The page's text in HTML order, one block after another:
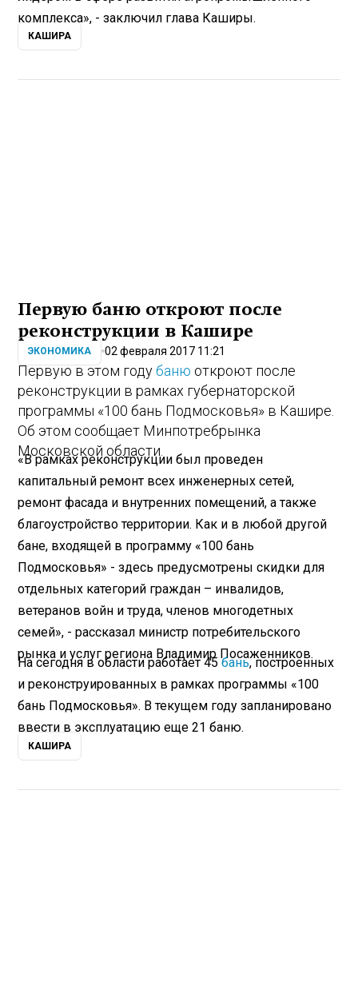
комплекса», - заключил глава Каширы.
КАШИРА
Первую баню откроют после
реконструкции в Кашире
ЭКОНОМИКА 02 февраля 2017 11:21
Первую в этом годубаню откроют после
реконструкции в рамках губернаторской
программы «100 бань Подмосковья» в Кашире.
Об этом сообщает Минпотребрынка
Московской области.
«В рамках реконструкции был проведен
капитальный ремонт всех инженерных сетей,
ремонт фасада и внутренних помещений, а также
благоустройство территории. Как и в любой другой
бане, входящей в программу «100 бань
Подмосковья» - здесь предусмотрены скидки для
отдельных категорий граждан – инвалидов,
ветеранов войн и труда, членов многодетных
семей», - рассказал министр потребительского
рынка и услуг региона Владимир Посаженников.
На сегодня в области работает 45бань, построенных
и реконструированных в рамках программы «100
бань Подмосковья». В текущем году запланировано
ввести в эксплуатацию еще 21 баню.
КАШИРА